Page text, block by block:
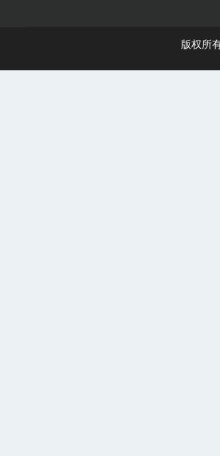
版权所